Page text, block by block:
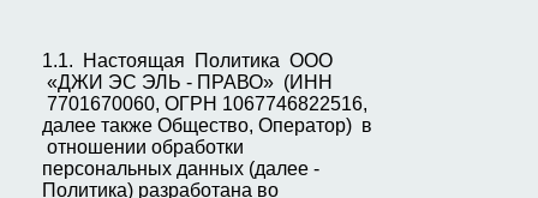
1.1. Настоящая Политика ООО
«ДЖИ ЭС ЭЛЬ - ПРАВО» (ИНН
7701670060, ОГРН 1067746822516,
далее также Общество, Оператор) в
отношении обработки
персональных данных (далее -
Политика) разработана во